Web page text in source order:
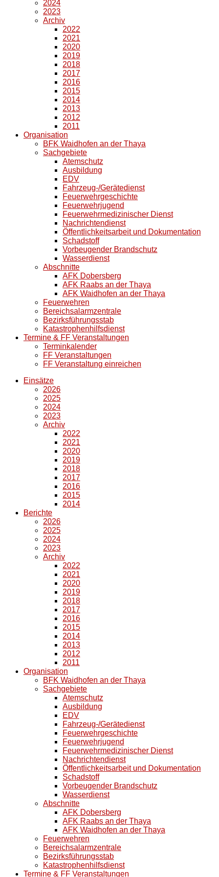
2024
2023
Archiv
2022
2021
2020
2019
2018
2017
2016
2015
2014
2013
2012
2011
Organisation
BFK Waidhofen an der Thaya
Sachgebiete
Atemschutz
Ausbildung
EDV
Fahrzeug-/Gerätedienst
Feuerwehrgeschichte
Feuerwehrjugend
Feuerwehrmedizinischer Dienst
Nachrichtendienst
Öffentlichkeitsarbeit und Dokumentation
Schadstoff
Vorbeugender Brandschutz
Wasserdienst
Abschnitte
AFK Dobersberg
AFK Raabs an der Thaya
AFK Waidhofen an der Thaya
Feuerwehren
Bereichsalarmzentrale
Bezirksführungsstab
Katastrophenhilfsdienst
Termine & FF Veranstaltungen
Terminkalender
FF Veranstaltungen
FF Veranstaltung einreichen
Einsätze
2026
2025
2024
2023
Archiv
2022
2021
2020
2019
2018
2017
2016
2015
2014
Berichte
2026
2025
2024
2023
Archiv
2022
2021
2020
2019
2018
2017
2016
2015
2014
2013
2012
2011
Organisation
BFK Waidhofen an der Thaya
Sachgebiete
Atemschutz
Ausbildung
EDV
Fahrzeug-/Gerätedienst
Feuerwehrgeschichte
Feuerwehrjugend
Feuerwehrmedizinischer Dienst
Nachrichtendienst
Öffentlichkeitsarbeit und Dokumentation
Schadstoff
Vorbeugender Brandschutz
Wasserdienst
Abschnitte
AFK Dobersberg
AFK Raabs an der Thaya
AFK Waidhofen an der Thaya
Feuerwehren
Bereichsalarmzentrale
Bezirksführungsstab
Katastrophenhilfsdienst
Termine & FF Veranstaltungen